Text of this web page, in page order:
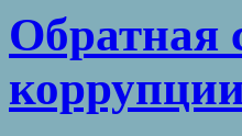
Обратная